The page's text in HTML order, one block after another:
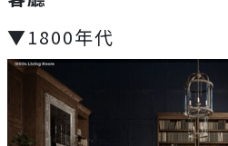
▼1800年代